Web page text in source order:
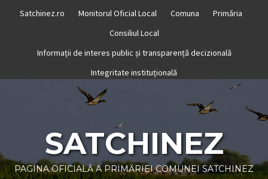
Satchinez.ro Monitorul Oficial Local Comuna
Primăria
Consiliul Local
Informații de interes public și transparență decizională
Integritate instituțională
SATCHINEZ
PAGINA OFICIALĂ A PRIMĂRIEI COMUNEI SATCHINEZ